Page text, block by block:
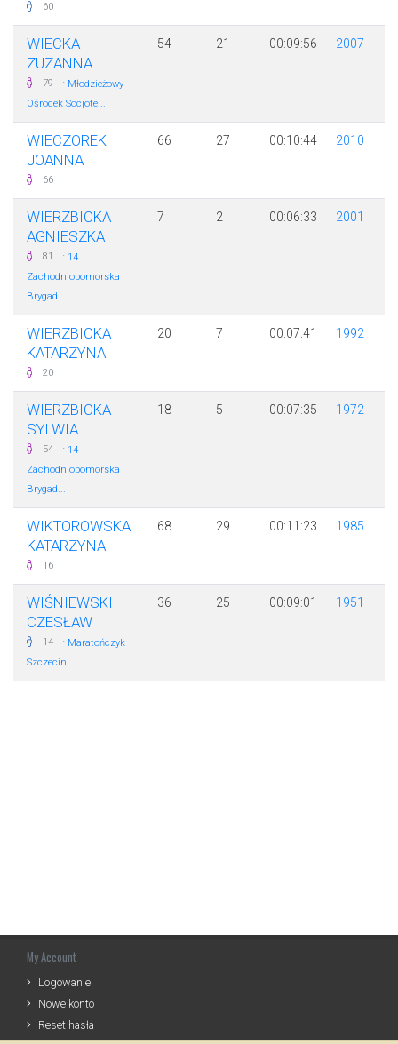
60
WIECKA
ZUZANNA
79 · Młodzieżowy
Ośrodek Socjote...
54 21 00:09:56 2007
WIECZOREK
JOANNA
66
66 27 00:10:44 2010
WIERZBICKA
AGNIESZKA
81 · 14
Zachodniopomorska
Brygad...
7 2 00:06:33 2001
WIERZBICKA
KATARZYNA
20
20 7 00:07:41 1992
WIERZBICKA
SYLWIA
54 · 14
Zachodniopomorska
Brygad...
18 5 00:07:35 1972
WIKTOROWSKA
KATARZYNA
16
68 29 00:11:23 1985
WIŚNIEWSKI
CZESŁAW
14 · Maratończyk
Szczecin
36 25 00:09:01 1951
My Account
Logowanie
Nowe konto
Reset hasła